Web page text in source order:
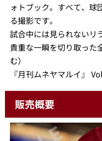
ォトブック。すべて、球
る撮影です。
試合中には見られないリ
貴重な一瞬を切り取った
む）
『月刊ムネヤマルイ』
販売概要